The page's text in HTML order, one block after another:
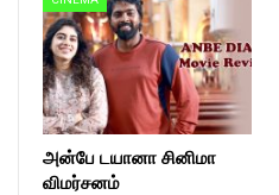
அன்பே டயானா சினிமா
விமர்சனம்